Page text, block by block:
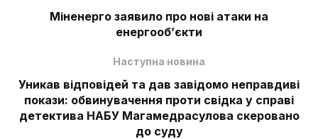
Міненерго заявило про нові атаки на
енергооб’єкти
Наступна новина
Уникав відповідей та дав завідомо неправдиві
покази: обвинувачення проти свідка у справі
детектива НАБУ Магамедрасулова скеровано
до суду